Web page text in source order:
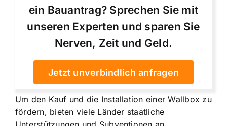
ein Bauantrag? Sprechen Sie mit
unseren Experten und sparen Sie
Nerven, Zeit und Geld.
Jetzt unverbindlich anfragen
Um den Kauf und die Installation einer Wallbox zu
fördern, bieten viele Länder staatliche